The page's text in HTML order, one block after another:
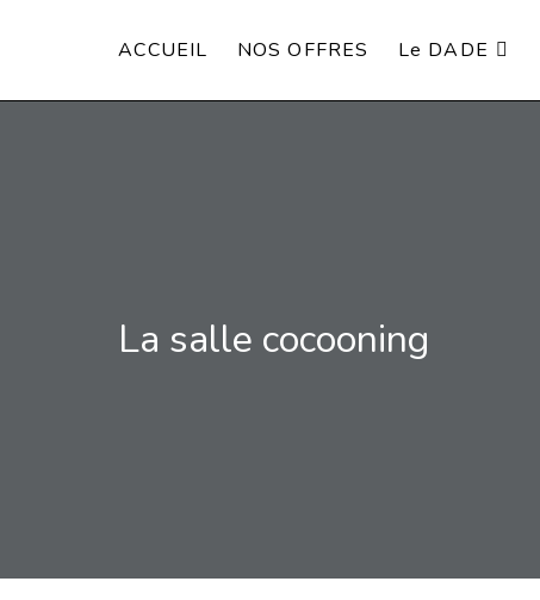
ACCUEIL NOS OFFRES Le DADE
La salle cocooning